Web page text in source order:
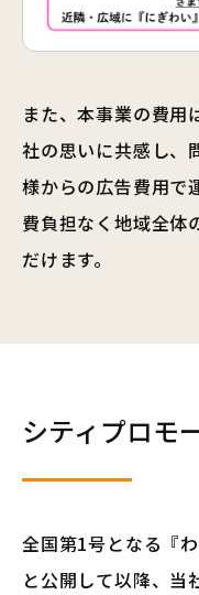
また、本事業の費用
社の思いに共感し、
様からの広告費用で
費負担なく地域全体
だけます。
シティプロモ
全国第1号となる『
と公開して以降、当